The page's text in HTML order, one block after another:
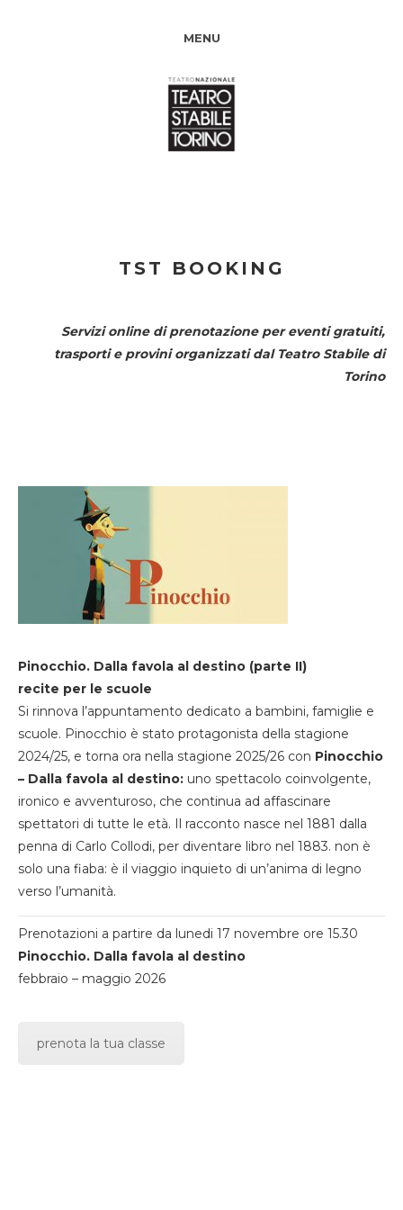
MENU
TST BOOKING
Servizi online di prenotazione per eventi gratuiti,
trasporti e provini organizzati dal Teatro Stabile di
Torino
Pinocchio. Dalla favola al destino (parte II)
recite per le scuole
Si rinnova l’appuntamento dedicato a bambini, famiglie e
scuole. Pinocchio è stato protagonista della stagione
2024/25, e torna ora nella stagione 2025/26 con Pinocchio
– Dalla favola al destino: uno spettacolo coinvolgente,
ironico e avventuroso, che continua ad affascinare
spettatori di tutte le età. Il racconto nasce nel 1881 dalla
penna di Carlo Collodi, per diventare libro nel 1883. non è
solo una fiaba: è il viaggio inquieto di un’anima di legno
verso l’umanità.
Prenotazioni a partire da lunedi 17 novembre ore 15.30
Pinocchio. Dalla favola al destino
febbraio – maggio 2026
prenota la tua classe